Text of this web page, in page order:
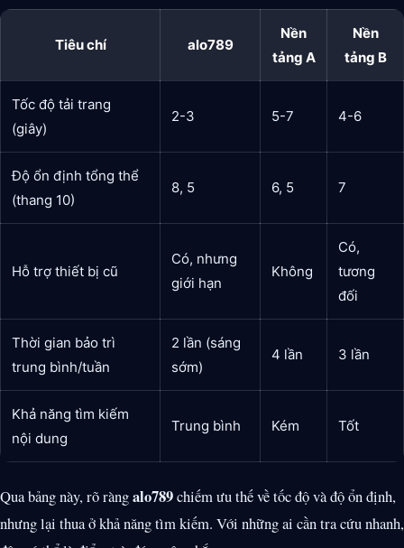
Tiêu chí alo789
Nền
tảng A
Nền
tảng B
Tốc độ tải trang
(giây)
2-3 5-7 4-6
Độ ổn định tổng thể
(thang 10)
8, 5 6, 5 7
Hỗ trợ thiết bị cũ
Có, nhưng
giới hạn
Không
Có,
tương
đối
Thời gian bảo trì
trung bình/tuần
2 lần (sáng
sớm)
4 lần 3 lần
Khả năng tìm kiếm
nội dung
Trung bình Kém Tốt
Qua bảng này, rõ ràngalo789chiếm ưu thế về tốc độ và độ ổn định,
nhưng lại thua ở khả năng tìm kiếm. Với những ai cần tra cứu nhanh,